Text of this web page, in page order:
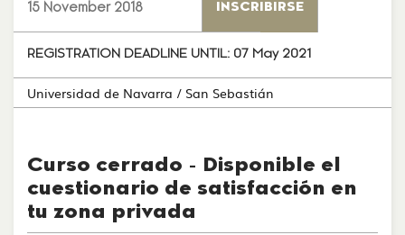
15 November 2018 INSCRIBIRSE
REGISTRATION DEADLINE UNTIL: 07 May 2021
Universidad de Navarra / San Sebastián
Curso cerrado - Disponible el
cuestionario de satisfacción en
tu zona privada